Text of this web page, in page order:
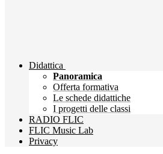
Didattica
Panoramica
Offerta formativa
Le schede didattiche
I progetti delle classi
RADIO FLIC
FLIC Music Lab
Privacy